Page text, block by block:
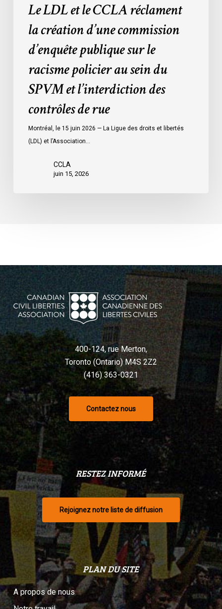
racisme
SPVM
contrôles
Le LDL et le CCLA réclament
la création d’une commission
d’enquête publique sur le
racisme policier au sein du
SPVM et l’interdiction des
contrôles de rue
Montréal, le 15 juin 2026 — La Ligue des droits et libertés
(LDL) et l’Association…
CCLA
juin 15, 2026
400-124, rue Merton,
Toronto (Ontario) M4S 2Z2
(416) 363-0321
Contactez nous
RESTEZ INFORMÉ
Rejoignez notre liste de diffusion
PLAN DU SITE
A propos de nous